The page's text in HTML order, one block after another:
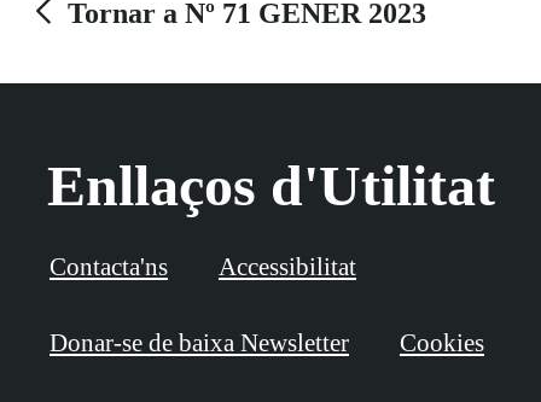
Tornar a Nº 71 GENER 2023
Enllaços d'Utilitat
Contacta'ns Accessibilitat
Donar-se de baixa Newsletter Cookies